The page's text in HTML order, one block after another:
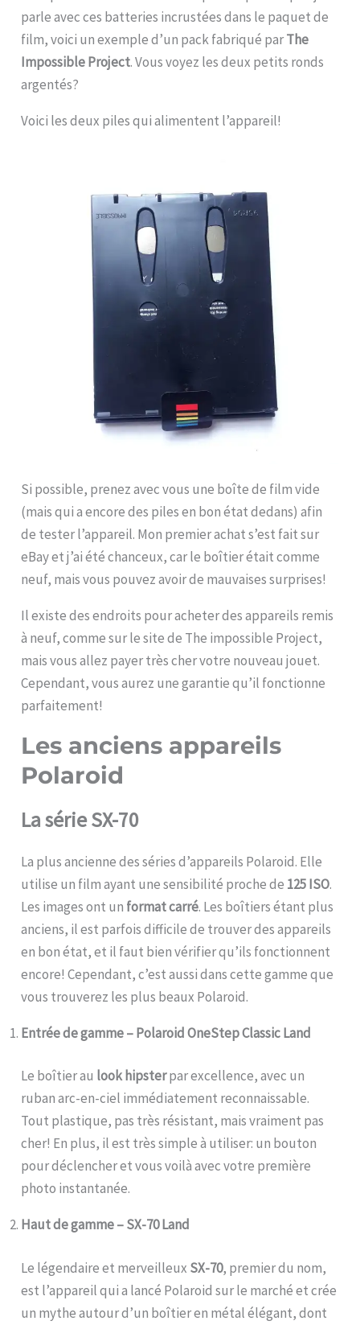
parle avec ces batteries incrustées dans le paquet de
film, voici un exemple d’un pack fabriqué parThe
Impossible Project. Vous voyez les deux petits ronds
argentés?
Voici les deux piles qui alimentent l’appareil!
Si possible, prenez avec vous une boîte de film vide
(mais qui a encore des piles en bon état dedans) afin
de tester l’appareil. Mon premier achat s’est fait sur
eBay et j’ai été chanceux, car le boîtier était comme
neuf, mais vous pouvez avoir de mauvaises surprises!
Il existe des endroits pour acheter des appareils remis
à neuf, comme sur le site de The impossible Project,
mais vous allez payer très cher votre nouveau jouet.
Cependant, vous aurez une garantie qu’il fonctionne
parfaitement!
Les anciens appareils
Polaroid
La série SX-70
La plus ancienne des séries d’appareils Polaroid. Elle
utilise un film ayant une sensibilité proche de 125 ISO.
Les images ont un format carré. Les boîtiers étant plus
anciens, il est parfois difficile de trouver des appareils
en bon état, et il faut bien vérifier qu’ils fonctionnent
encore! Cependant, c’est aussi dans cette gamme que
vous trouverez les plus beaux Polaroid.
Entrée de gamme – Polaroid OneStep Classic Land
Le boîtier au look hipsterpar excellence, avec un
ruban arc-en-ciel immédiatement reconnaissable.
Tout plastique, pas très résistant, mais vraiment pas
cher! En plus, il est très simple à utiliser: un bouton
pour déclencher et vous voilà avec votre première
photo instantanée.
Haut de gamme – SX-70 Land
Le légendaire et merveilleux SX-70, premier du nom,
est l’appareil qui a lancé Polaroid sur le marché et crée
un mythe autour d’un boîtier en métal élégant, dont